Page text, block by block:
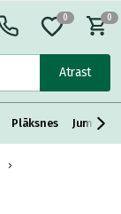
Atrast
0 0
Plāksnes Jumta